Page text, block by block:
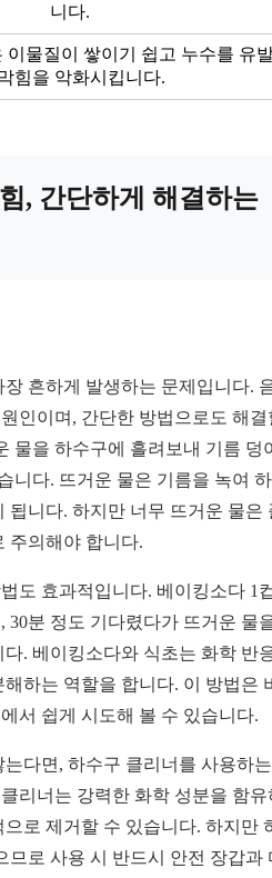
니다.
이물질이 쌓이기 쉽고 누수를 유
힘을 악화시킵니다.
, 간단하게 해결하는
흔하게 발생하는 문제입니다.
인이며, 간단한 방법으로도 해결
물을 하수구에 흘려보내 기름 덩
니다. 뜨거운 물은 기름을 녹여
됩니다. 하지만 너무 뜨거운 물은
주의해야 합니다.
도 효과적입니다. 베이킹소다 1
30분 정도 기다렸다가 뜨거운 물
. 베이킹소다와 식초는 화학 반
하는 역할을 합니다. 이 방법은
서 쉽게 시도해 볼 수 있습니다.
다면, 하수구 클리너를 사용하
리너는 강력한 화학 성분을 함유
로 제거할 수 있습니다. 하지만
므로 사용 시 반드시 안전 장갑과